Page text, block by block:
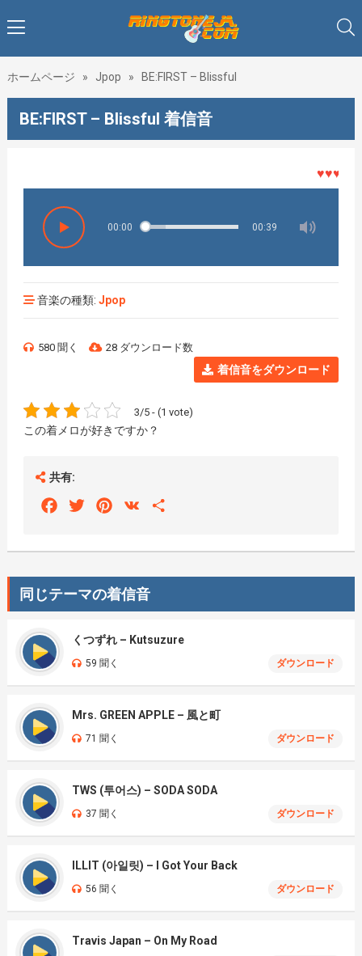
ホームページ » Jpop » BE:FIRST – Blissful
BE:FIRST – Blissful 着信音
♥♥♥着メ
00:00 00:39
音楽の種類: Jpop
580 聞く 28 ダウンロード数
着信音をダウンロード
3/5 - (1 vote)
この着メロが好きですか？
共有:
FacebookTwitterPinterest
VK
同じテーマの着信音
くつずれ – Kutsuzure
59 聞く ダウンロード
Mrs. GREEN APPLE – 風と町
71 聞く ダウンロード
TWS (투어스) – SODA SODA
37 聞く ダウンロード
ILLIT (아일릿) – I Got Your Back
56 聞く ダウンロード
Travis Japan – On My Road